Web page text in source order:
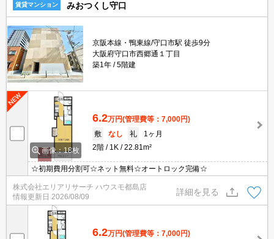
賃貸マンション みおつくし守口
京阪本線・鴨東線/守口市駅 徒歩9分
大阪府守口市西郷通１丁目
築1年
5階建
画像：18枚
6.2万円(管理費等：7,000円)
敷
なし 礼
1ヶ月
2階
1K 22.81m²
☆初期費用分割可☆ネット無料☆オートロック完備☆
株式会社エリアリサーチ ハウスモ都島店
情報更新日 2026/08/09
詳細を見る
6.2万円(管理費等：7,000円)